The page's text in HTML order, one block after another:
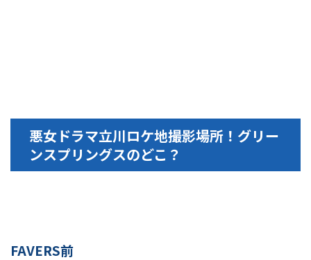
悪女ドラマ立川ロケ地撮影場所！グリー
ンスプリングスのどこ？
FAVERS前